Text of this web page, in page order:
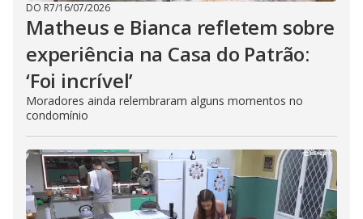
DO R7/16/07/2026
Matheus e Bianca refletem sobre
experiência na Casa do Patrão:
‘Foi incrível’
Moradores ainda relembraram alguns momentos no
condomínio